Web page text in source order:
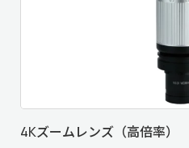
4Kズームレンズ（高倍率）